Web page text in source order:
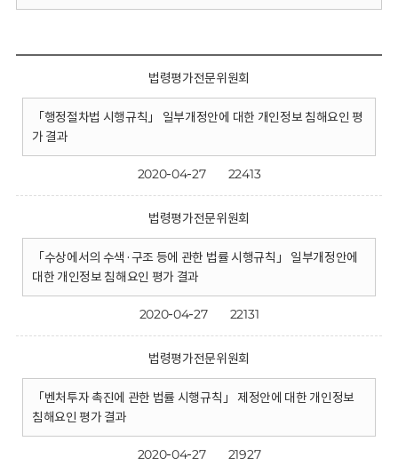
법령평가전문위원회
「행정절차법 시행규칙」 일부개정안에 대한 개인정보 침해요인 평
가 결과
2020-04-27 22413
법령평가전문위원회
「수상에서의 수색·구조 등에 관한 법률 시행규칙」 일부개정안에
대한 개인정보 침해요인 평가 결과
2020-04-27 22131
법령평가전문위원회
「벤처투자 촉진에 관한 법률 시행규칙」 제정안에 대한 개인정보
침해요인 평가 결과
2020-04-27 21927